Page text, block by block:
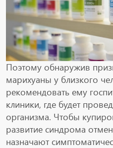
Поэтому обнаружив
марихуаны у близкого
рекомендовать ему
клиники, где будет
организма. Чтобы
развитие синдрома
назначают